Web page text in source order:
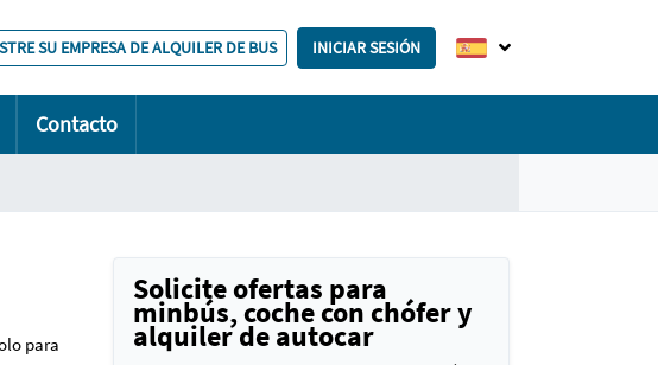
SU EMPRESA DE ALQUILER DE BUS INICIAR SESIÓN
Contacto
para
Solicite ofertas para
minbús, coche con chófer y
alquiler de autocar